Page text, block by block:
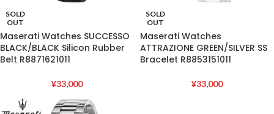
SOLD
OUT
Maserati Watches SUCCESSO
BLACK/BLACK Silicon Rubber
Belt R8871621011
¥33,000
SOLD
OUT
Maserati Watches
ATTRAZIONE GREEN/SILVER SS
Bracelet R8853151011
¥33,000